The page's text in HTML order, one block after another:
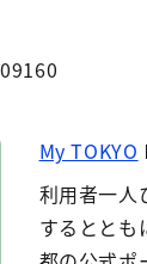
My TOKYO
利用者一人
するととも